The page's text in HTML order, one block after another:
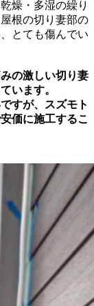
燥・多湿の繰り
根の切り妻部の
とても傷んでい
の激しい切り妻
います。
すが、スズモト
価に施工するこ